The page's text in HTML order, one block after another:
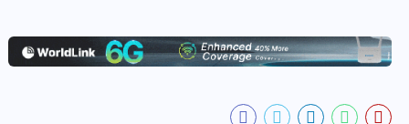
प्रवास